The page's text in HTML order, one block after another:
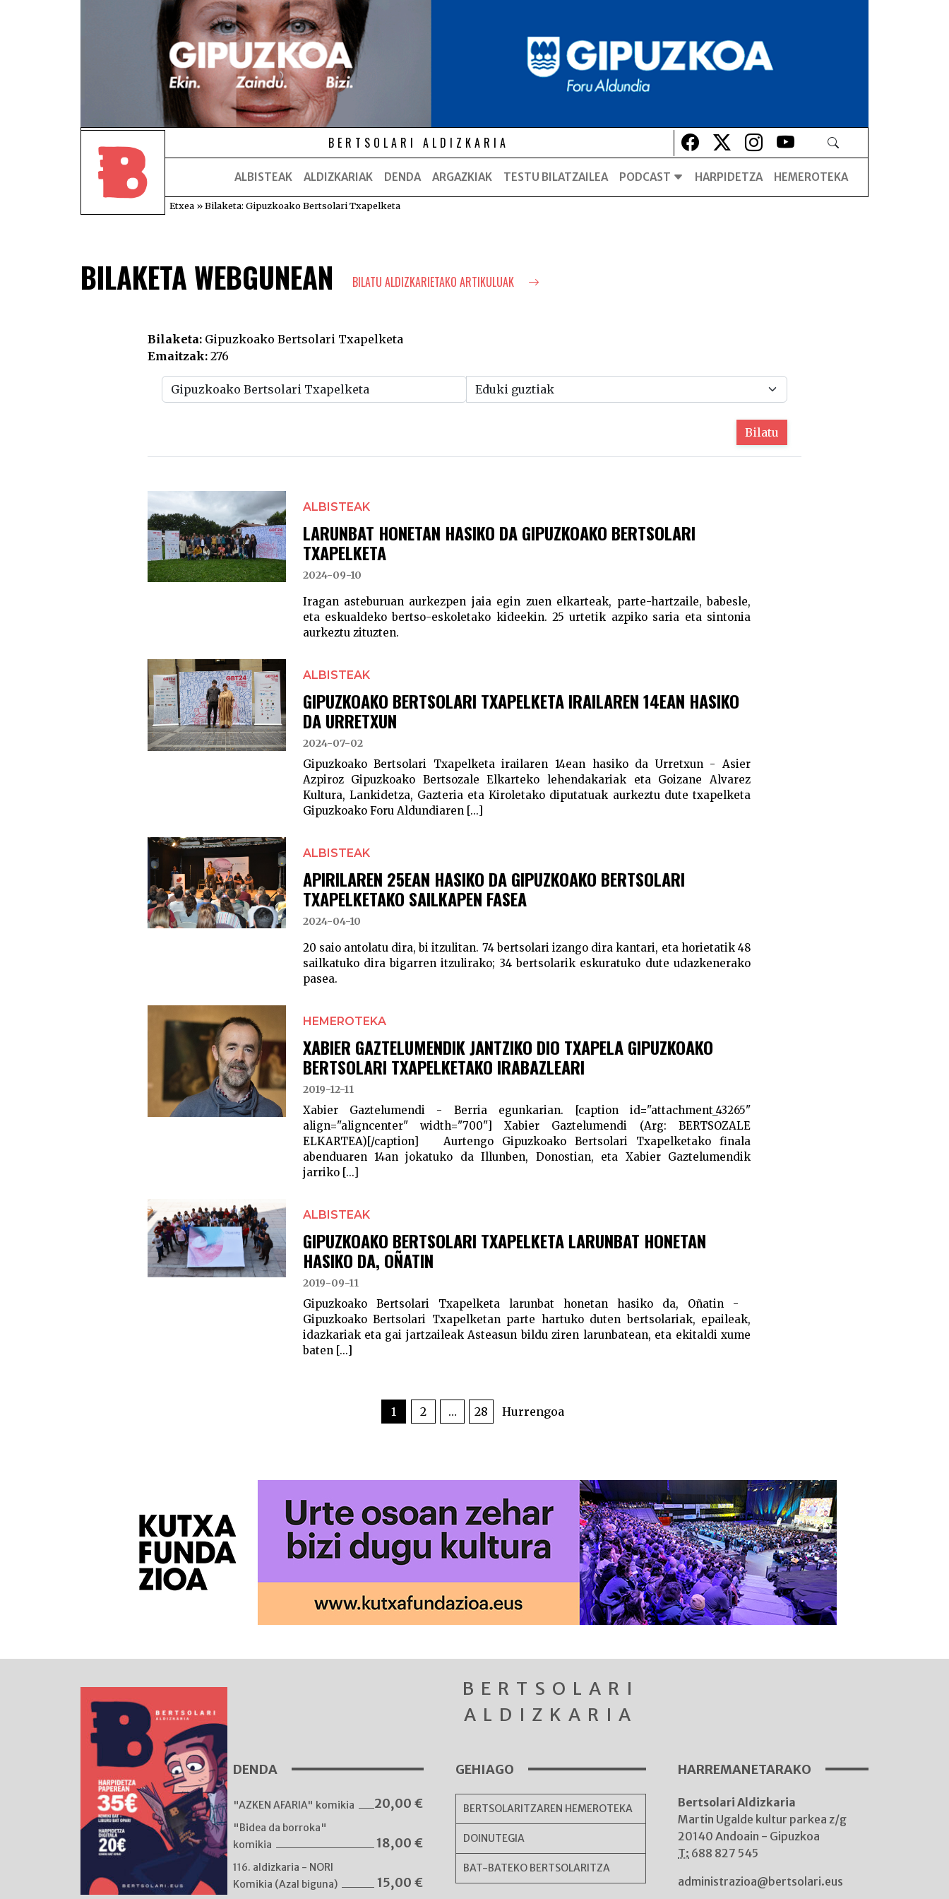
BERTSOLARI ALDIZKARIA Lehio berrian irekiko da
Lehio berrian irekiko da
Lehio berrian irekiko da
Lehio berrian irekiko da
ALBISTEAK ALDIZKARIAK DENDA ARGAZKIAK TESTU BILATZAILEA PODCAST HARPIDETZA HEMEROTEKA
Etxea »Bilaketa: Gipuzkoako Bertsolari Txapelketa
BILAKETA WEBGUNEAN BILATU ALDIZKARIETAKO ARTIKULUAK
Bilaketa: Gipuzkoako Bertsolari Txapelketa
Emaitzak: 276
Bilatu
ALBISTEAK
LARUNBAT HONETAN HASIKO DA GIPUZKOAKO BERTSOLARI
TXAPELKETA
2024-09-10
Iragan asteburuan aurkezpen jaia egin zuen elkarteak, parte-hartzaile, babesle,
eta eskualdeko bertso-eskoletako kideekin. 25 urtetik azpiko saria eta sintonia
aurkeztu zituzten.
ALBISTEAK
GIPUZKOAKO BERTSOLARI TXAPELKETA IRAILAREN 14EAN HASIKO
DA URRETXUN
2024-07-02
Gipuzkoako Bertsolari Txapelketa irailaren 14ean hasiko da Urretxun - Asier
Azpiroz Gipuzkoako Bertsozale Elkarteko lehendakariak eta Goizane Alvarez
Kultura, Lankidetza, Gazteria eta Kiroletako diputatuak aurkeztu dute txapelketa
Gipuzkoako Foru Aldundiaren [...]
ALBISTEAK
APIRILAREN 25EAN HASIKO DA GIPUZKOAKO BERTSOLARI
TXAPELKETAKO SAILKAPEN FASEA
2024-04-10
20 saio antolatu dira, bi itzulitan. 74 bertsolari izango dira kantari, eta horietatik 48
sailkatuko dira bigarren itzulirako; 34 bertsolarik eskuratuko dute udazkenerako
pasea.
HEMEROTEKA
XABIER GAZTELUMENDIK JANTZIKO DIO TXAPELA GIPUZKOAKO
BERTSOLARI TXAPELKETAKO IRABAZLEARI
2019-12-11
Xabier Gaztelumendi - Berria egunkarian. [caption id="attachment_43265"
align="aligncenter" width="700"] Xabier Gaztelumendi (Arg: BERTSOZALE
ELKARTEA)[/caption] Aurtengo Gipuzkoako Bertsolari Txapelketako finala
abenduaren 14an jokatuko da Illunben, Donostian, eta Xabier Gaztelumendik
jarriko [...]
ALBISTEAK
GIPUZKOAKO BERTSOLARI TXAPELKETA LARUNBAT HONETAN
HASIKO DA, OÑATIN
2019-09-11
Gipuzkoako Bertsolari Txapelketa larunbat honetan hasiko da, Oñatin -
Gipuzkoako Bertsolari Txapelketan parte hartuko duten bertsolariak, epaileak,
idazkariak eta gai jartzaileak Asteasun bildu ziren larunbatean, eta ekitaldi xume
baten [...]
1 2 … 28 Hurrengoa
BERTSOLARI
ALDIZKARIA
DENDA
"AZKEN AFARIA" komikia 20,00 €
"Bidea da borroka"
komikia
18,00 €
116. aldizkaria - NORI
Komikia (Azal biguna)
15,00 €
GEHIAGO
BERTSOLARITZAREN HEMEROTEKA
DOINUTEGIA
BAT-BATEKO BERTSOLARITZA
HARREMANETARAKO
Bertsolari Aldizkaria
Martin Ugalde kultur parkea z/g
20140 Andoain - Gipuzkoa
T: 688 827 545
administrazioa@bertsolari.eus